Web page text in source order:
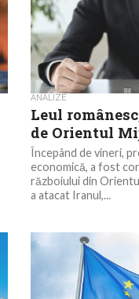
ANALIZE
Leul
de Orientul
Începând de vineri,
economică, a fost
războiului din
a atacat Iranul,...